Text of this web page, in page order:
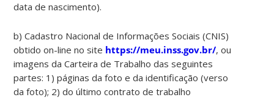
data de nascimento).
b) Cadastro Nacional de Informações Sociais (CNIS)
obtido on-line no site https://meu.inss.gov.br/, ou
imagens da Carteira de Trabalho das seguintes
partes: 1) páginas da foto e da identificação (verso
da foto); 2) do último contrato de trabalho